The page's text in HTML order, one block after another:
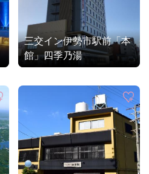
三交イン伊勢市駅前「本
館」四季乃湯